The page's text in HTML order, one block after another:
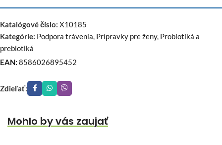
Katalógové číslo: X10185
Kategórie: Podpora trávenia, Prípravky pre ženy, Probiotiká a
prebiotiká
EAN: 8586026895452
Zdieľať:
Mohlo by vás zaujať